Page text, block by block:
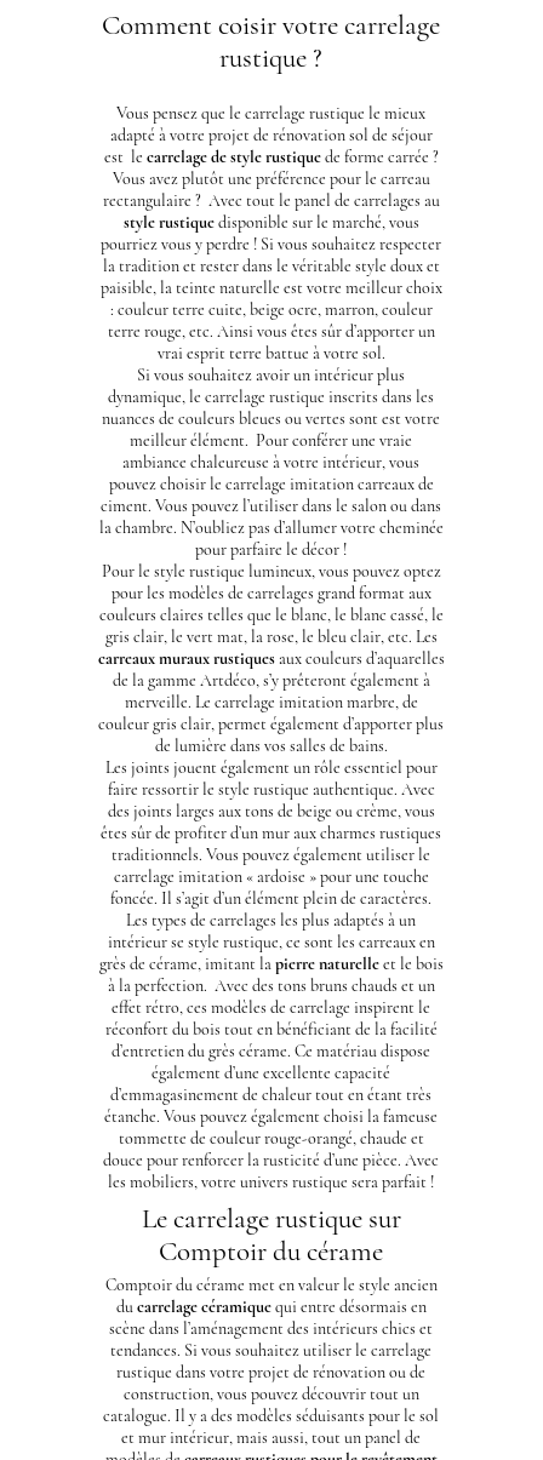
Comment coisir votre carrelage
rustique ?
Vous pensez que le carrelage rustique le mieux
adapté à votre projet de rénovation sol de séjour
est le carrelage de style rustiquede forme carrée ?
Vous avez plutôt une préférence pour le carreau
rectangulaire ? Avec tout le panel de carrelages au
style rustiquedisponible sur le marché, vous
pourriez vous y perdre ! Si vous souhaitez respecter
la tradition et rester dans le véritable style doux et
paisible, la teinte naturelle est votre meilleur choix
: couleur terre cuite, beige ocre, marron, couleur
terre rouge, etc. Ainsi vous êtes sûr d’apporter un
vrai esprit terre battue à votre sol.
Si vous souhaitez avoir un intérieur plus
dynamique, le carrelage rustique inscrits dans les
nuances de couleurs bleues ou vertes sont est votre
meilleur élément. Pour conférer une vraie
ambiance chaleureuse à votre intérieur, vous
pouvez choisir le carrelage imitation carreaux de
ciment. Vous pouvez l’utiliser dans le salon ou dans
la chambre. N’oubliez pas d’allumer votre cheminée
pour parfaire le décor !
Pour le style rustique lumineux, vous pouvez optez
pour les modèles de carrelages grand format aux
couleurs claires telles que le blanc, le blanc cassé, le
gris clair, le vert mat, la rose, le bleu clair, etc. Les
carreaux muraux rustiquesaux couleurs d’aquarelles
de lagamme Artdéco, s’y prêteront également à
merveille. Le carrelage imitation marbre, de
couleur gris clair, permet également d’apporter plus
de lumière dans vos salles de bains.
Les joints jouent également un rôle essentiel pour
faire ressortir le style rustique authentique. Avec
des joints larges aux tons de beige ou crème, vous
êtes sûr de profiter d’un mur aux charmes rustiques
traditionnels. Vous pouvez également utiliser le
carrelage imitation « ardoise » pour une touche
foncée. Il s’agit d’un élément plein de caractères.
Les types de carrelages les plus adaptés à un
intérieur se style rustique, ce sont les carreaux en
grès de cérame, imitant lapierre naturelleet le bois
à la perfection. Avec des tons bruns chauds et un
effet rétro, ces modèles de carrelage inspirent le
réconfort du bois tout en bénéficiant de la facilité
d’entretien du grès cérame. Ce matériau dispose
également d’une excellente capacité
d’emmagasinement de chaleur tout en étant très
étanche. Vous pouvez également choisi la fameuse
tommette de couleur rouge-orangé, chaude et
douce pour renforcer la rusticité d’une pièce. Avec
les mobiliers, votre univers rustique sera parfait !
Le carrelage rustique sur
Comptoir du cérame
Comptoir du cérame met en valeur le style ancien
ducarrelage céramiquequi entre désormais en
scène dans l’aménagement des intérieurs chics et
tendances. Si vous souhaitez utiliser le carrelage
rustique dans votre projet de rénovation ou de
construction, vous pouvez découvrir tout un
catalogue. Il y a des modèles séduisants pour le sol
et mur intérieur, mais aussi, tout un panel de